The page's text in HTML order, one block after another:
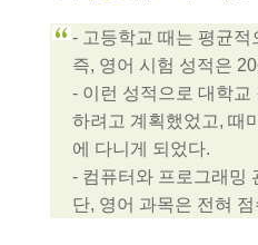
- 고등학교 때는 평균
즉, 영어 시험 성적은
- 이런 성적으로 대학
하려고 계획했었고, 때
에 다니게 되었다.
- 컴퓨터와 프로그래밍
단, 영어 과목은 전혀